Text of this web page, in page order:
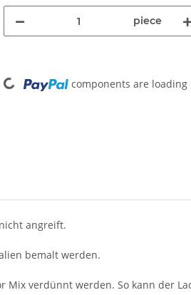
piece
Loading... components are loading
angreift.
bemalt werden.
verdünnt werden. So kann der